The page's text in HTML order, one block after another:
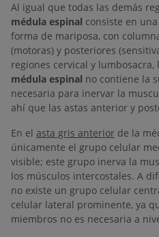
Al igual que todas las demás
médula espinal consiste en
forma de mariposa, con
(motoras) y posteriores
regiones cervical y lumbosacra,
médula espinal no contiene la
necesaria para inervar la
ahí que las astas anterior y
En el asta gris anterior de la
únicamente el grupo celular
visible; este grupo inerva la
los músculos intercostales. A
no existe un grupo celular
celular lateral prominente, ya
miembros no es necesaria a